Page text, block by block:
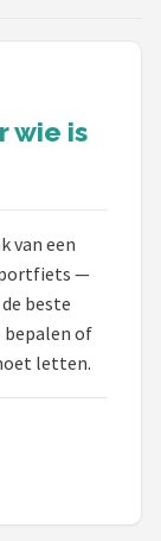
wie is
van een
—
beste
bepalen of
letten.